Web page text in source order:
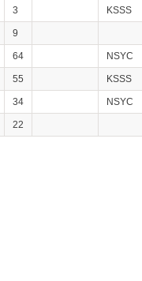
3 KSSS
9
64 NSYC
55 KSSS
34 NSYC
22